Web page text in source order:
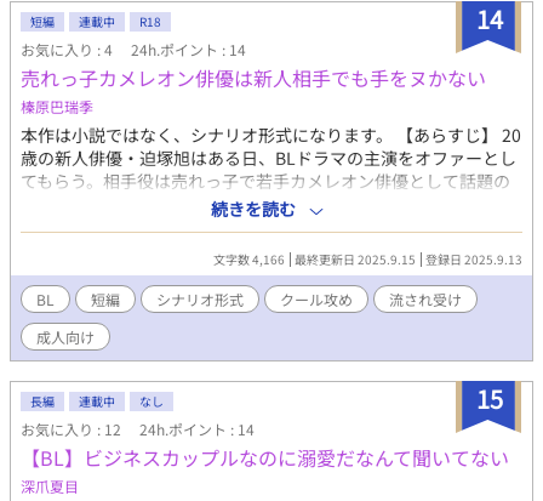
いるのでモテているという自覚は全くない。 実家は埼玉で、大学
進学の際に上京した。両親に愛されて何不自由なく育った一人っ
子。 ・志村健太郎 人見知りでネガティブな22歳。ウェイター。
身長165cmで童顔のため可愛いと言われがちだが本人は納得して
いない。 基本的にはヘタレなものの、急に行動力を発揮する一面
もある。 比較的ハードな環境で育ち、高校卒業と同時に家を出
た。両親とは疎遠。
14
短編 連載中 R18
お気に入り : 4 24h.ポイント : 14
売れっ子カメレオン俳優は新人相手でも手をヌかない
榛原巴瑞季
本作は小説ではなく、シナリオ形式になります。 【あらすじ】 20
歳の新人俳優・迫塚旭はある日、BLドラマの主演をオファーとし
てもらう。相手役は売れっ子で若手カメレオン俳優として話題の
横田柊夜。 クールでストイックな横田を前に、迫塚は緊張して打
ち合わせに挑み、親交を深めたいと横田から誘われて付いて行っ
てみるとそこは……。 「ラ、ラブホじゃねぇーか！」 迫る貞操の
危機、揺らぐ憧れ。 果たして彼らが歩むエンドロールとは――？
人気俳優×新人俳優のちょっぴりビターで、スイートな大人ラブ
コメの開幕！ 【キャラクター概要】 名前：迫塚 旭（さこづか あ
さひ） 年齢：20歳 職業：新人俳優、フリーター 役割：受け 性
格：楽観的で少々流されやすい。 特徴：最近デビューしたばかり
の新人俳優。俳優の傍ら、食い繋ぐために掛け持ちでアルバイト
をしている。 名前：横田 柊夜（よこた しゅうや） 年齢：28歳 職
業：売れっ子俳優 役割：攻め 性格：クールで大人。何事に対して
もストイックであり、手を抜くことを嫌う。 特徴：どんな役も卒
なくこなす、俗に言うカメレオン俳優。
続きを読む
文字数 4,166 最終更新日 2025.9.15 登録日 2025.9.13
BL 短編 シナリオ形式 クール攻め
流され受け
成人向け
15
長編 連載中 なし
お気に入り : 12 24h.ポイント : 14
【BL】ビジネスカップルなのに溺愛だなんて聞いてない
深爪夏目